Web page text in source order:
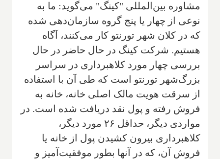
مشاوره بین‌المللی "کینگ" می‌گوید: ‌ما به
نوعی از چهار یا پنج گروه سازمان‌دهی شده
که در کلان شهر تورنتو کار می‌کنند، آگاه
هستیم.‌ شرکت کینگ در حال حاضر در حال
بررسی چهار مورد کلاهبرداری در سراسر
بزرگ‌شهر تورنتو است که طی آن با استفاده
از سرقت هویت مالک اصلی خانه، خانه به
فروش رفته و پول نقد دریافت شده است. در
مواردی دیگر، ‌‌حداقل ۲۶ مورد دیگر،
کلاهبرداری بیرون کشیدن پول از خانه یا
فروش آن، ‌که در آنها بطور موفقیت‌آمیز و